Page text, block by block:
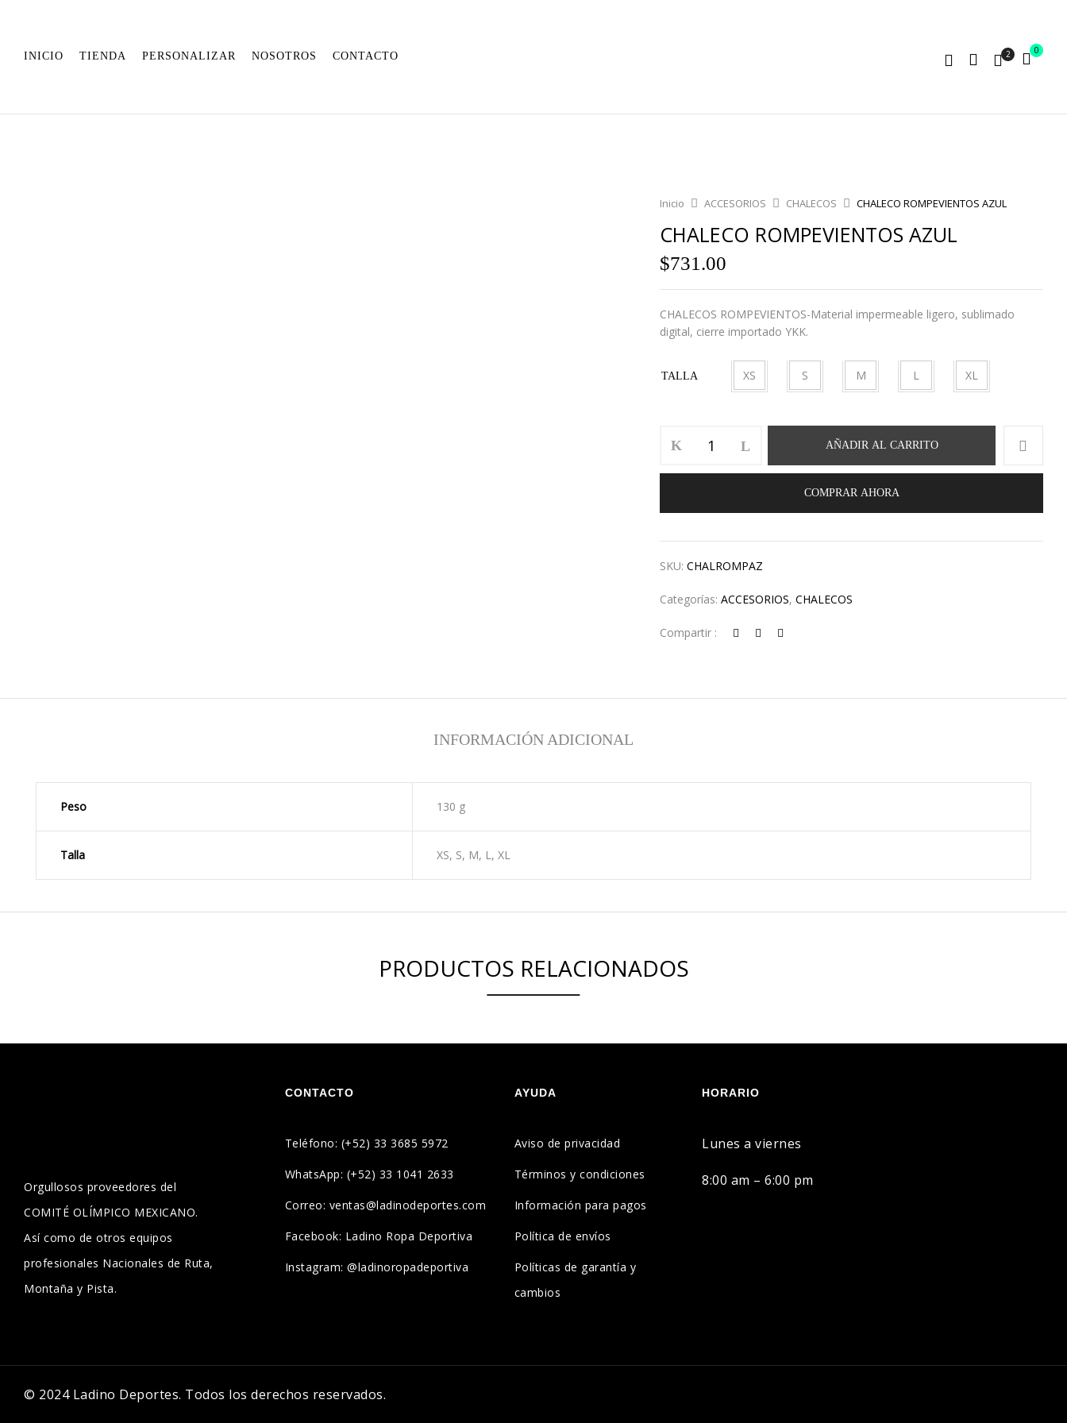
INICIO TIENDA PERSONALIZAR NOSOTROS CONTACTO 2 0
Inicio ACCESORIOS CHALECOS CHALECO ROMPEVIENTOS AZUL
CHALECO ROMPEVIENTOS AZUL
$731.00
CHALECOS ROMPEVIENTOS-Material impermeable ligero, sublimado
digital, cierre importado YKK.
TALLA XS S M L XL
AÑADIR AL CARRITO
COMPRAR AHORA
SKU:CHALROMPAZ
Categorías:ACCESORIOS,CHALECOS
Compartir :
INFORMACIÓN ADICIONAL
Peso 130 g
Talla XS, S, M, L, XL
PRODUCTOS RELACIONADOS
Orgullosos proveedores del
COMITÉ OLÍMPICO MEXICANO.
Así como de otros equipos
profesionales Nacionales de Ruta,
Montaña y Pista.
CONTACTO
Teléfono: (+52) 33 3685 5972
WhatsApp: (+52) 33 1041 2633
Correo: ventas@ladinodeportes.com
Facebook: Ladino Ropa Deportiva
Instagram: @ladinoropadeportiva
AYUDA
Aviso de privacidad
Términos y condiciones
Información para pagos
Política de envíos
Políticas de garantía y
cambios
HORARIO
Lunes a viernes
8:00 am – 6:00 pm
© 2024 Ladino Deportes. Todos los derechos reservados.